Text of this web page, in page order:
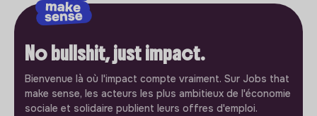
No bullshit, just impact.
Bienvenue là où l'impact compte vraiment. Sur Jobs that
make sense, les acteurs les plus ambitieux de l'économie
sociale et solidaire publient leurs offres d'emploi.